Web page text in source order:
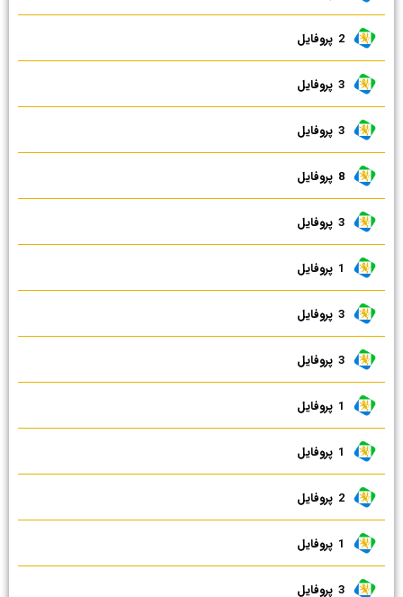
2 ‌ پروفایل
3 ‌ پروفایل
3 ‌ پروفایل
8 ‌ پروفایل
3 ‌ پروفایل
1 ‌ پروفایل
3 ‌ پروفایل
3 ‌ پروفایل
1 ‌ پروفایل
1 ‌ پروفایل
2 ‌ پروفایل
1 ‌ پروفایل
3 ‌ پروفایل